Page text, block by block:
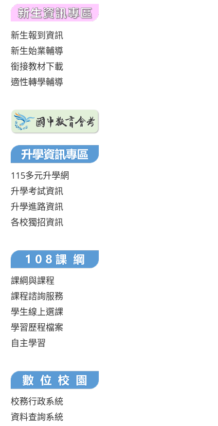
新生報到資訊
新生始業輔導
銜接教材下載
適性轉學輔導
115多元升學網
升學考試資訊
升學進路資訊
各校獨招資訊
課綱與課程
課程諮詢服務
學生線上選課
學習歷程檔案
自主學習
校務行政系統
資料查詢系統